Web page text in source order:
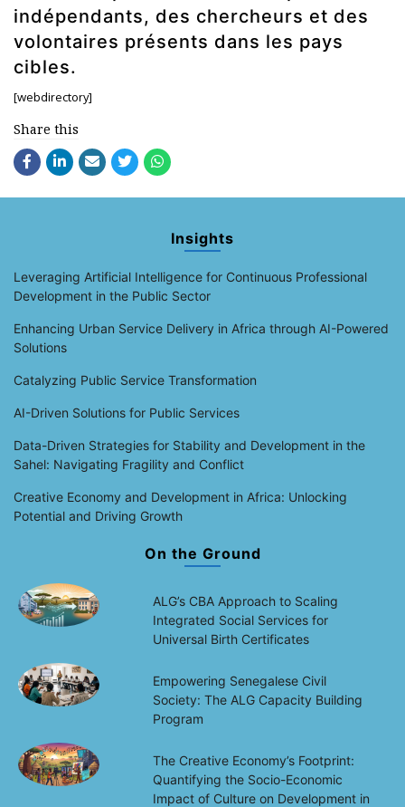
indépendants, des chercheurs et des
volontaires présents dans les pays
cibles.
[webdirectory]
Share this
Insights
Leveraging Artificial Intelligence for Continuous Professional
Development in the Public Sector
Enhancing Urban Service Delivery in Africa through AI-Powered
Solutions
Catalyzing Public Service Transformation
AI-Driven Solutions for Public Services
Data-Driven Strategies for Stability and Development in the
Sahel: Navigating Fragility and Conflict
Creative Economy and Development in Africa: Unlocking
Potential and Driving Growth
On the Ground
ALG’s CBA Approach to Scaling
Integrated Social Services for
Universal Birth Certificates
Empowering Senegalese Civil
Society: The ALG Capacity Building
Program
The Creative Economy’s Footprint:
Quantifying the Socio-Economic
Impact of Culture on Development in